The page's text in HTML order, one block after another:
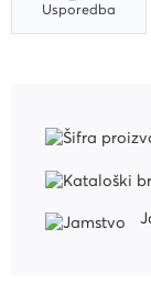
Usporedba